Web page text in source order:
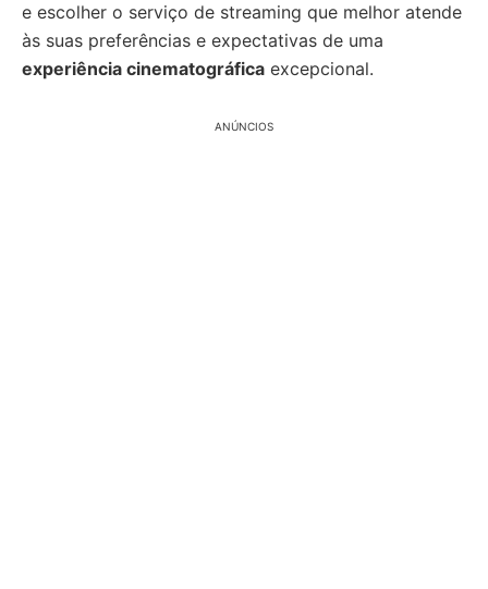
e escolher o serviço de streaming que melhor atende
às suas preferências e expectativas de uma
experiência cinematográfica excepcional.
ANÚNCIOS